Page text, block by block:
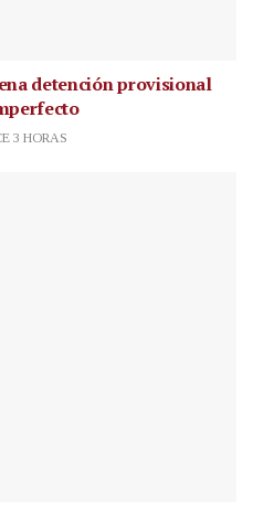
detención provisional
3 HORAS